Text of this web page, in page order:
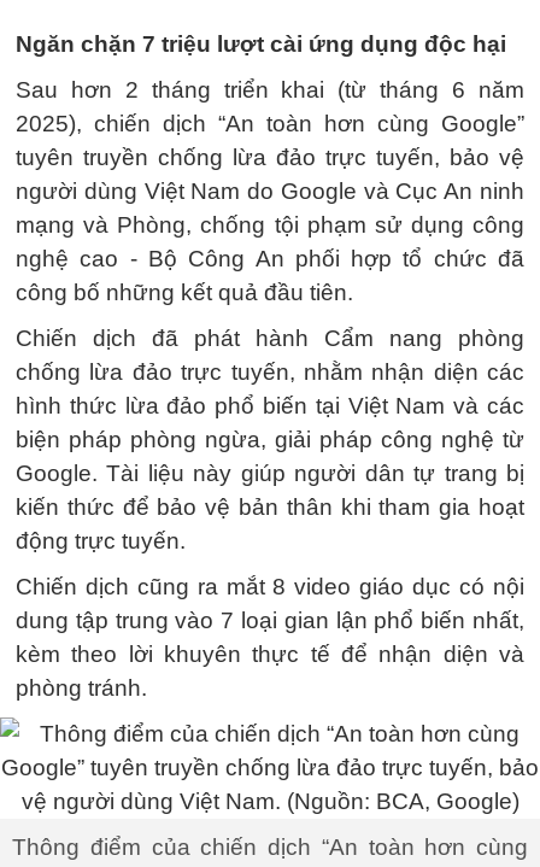
Ngăn chặn 7 triệu lượt cài ứng dụng độc hại
Sau hơn 2 tháng triển khai (từ tháng 6 năm
2025), chiến dịch “An toàn hơn cùng Google”
tuyên truyền chống lừa đảo trực tuyến, bảo vệ
người dùng Việt Nam do Google và Cục An ninh
mạng và Phòng, chống tội phạm sử dụng công
nghệ cao - Bộ Công An phối hợp tổ chức đã
công bố những kết quả đầu tiên.
Chiến dịch đã phát hành Cẩm nang phòng
chống lừa đảo trực tuyến, nhằm nhận diện các
hình thức lừa đảo phổ biến tại Việt Nam và các
biện pháp phòng ngừa, giải pháp công nghệ từ
Google. Tài liệu này giúp người dân tự trang bị
kiến thức để bảo vệ bản thân khi tham gia hoạt
động trực tuyến.
Chiến dịch cũng ra mắt 8 video giáo dục có nội
dung tập trung vào 7 loại gian lận phổ biến nhất,
kèm theo lời khuyên thực tế để nhận diện và
phòng tránh.
Thông điểm của chiến dịch “An toàn hơn cùng